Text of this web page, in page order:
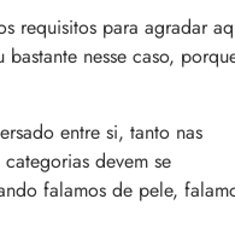
requisitos para agradar
nesse caso,
entre si, tanto nas
devem se
falamos de pele,